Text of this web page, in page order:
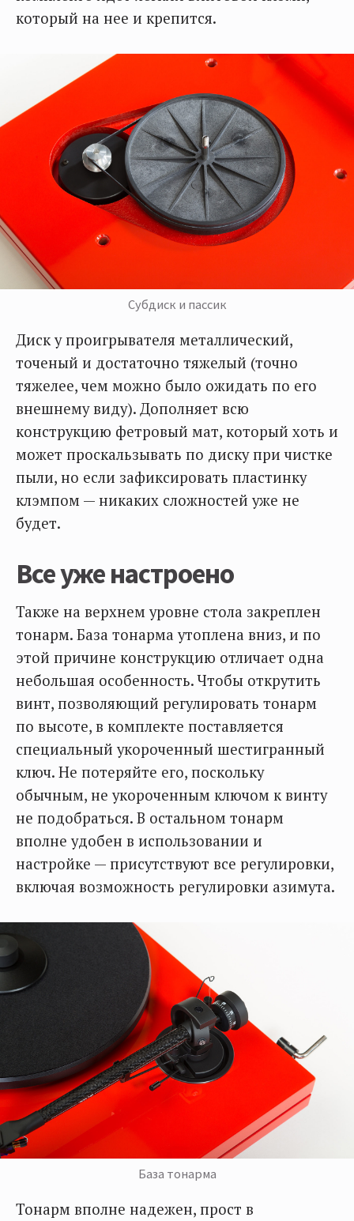
который на нее и крепится.
Субдиск и пассик
Диск у проигрывателя металлический,
точеный и достаточно тяжелый (точно
тяжелее, чем можно было ожидать по его
внешнему виду). Дополняет всю
конструкцию фетровый мат, который хоть и
может проскальзывать по диску при чистке
пыли, но если зафиксировать пластинку
клэмпом — никаких сложностей уже не
будет.
Все уже настроено
Также на верхнем уровне стола закреплен
тонарм. База тонарма утоплена вниз, и по
этой причине конструкцию отличает одна
небольшая особенность. Чтобы открутить
винт, позволяющий регулировать тонарм
по высоте, в комплекте поставляется
специальный укороченный шестигранный
ключ. Не потеряйте его, поскольку
обычным, не укороченным ключом к винту
не подобраться. В остальном тонарм
вполне удобен в использовании и
настройке — присутствуют все регулировки,
включая возможность регулировки азимута.
База тонарма
Тонарм вполне надежен, прост в